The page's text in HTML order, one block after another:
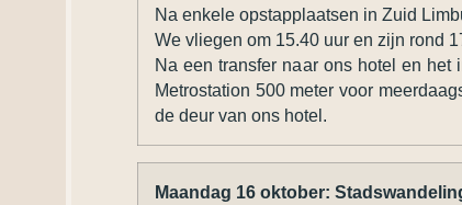
Na enkele opstapplaatsen in Zuid
We vliegen om 15.40 uur en zijn rond
Na een transfer naar ons hotel en
Metrostation 500 meter voor
de deur van ons hotel.
Maandag 16 oktober: